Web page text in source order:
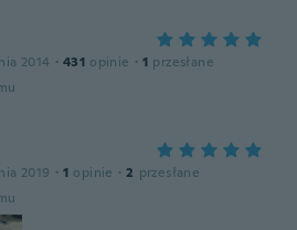
2014 · 431 opinie · 1 przesłane
2019 · 1 opinie · 2 przesłane